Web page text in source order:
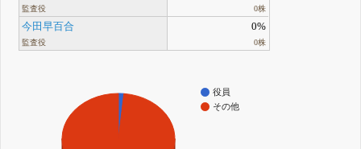
監査役 0株
今田早百合
監査役
0%
0株
役員
その他